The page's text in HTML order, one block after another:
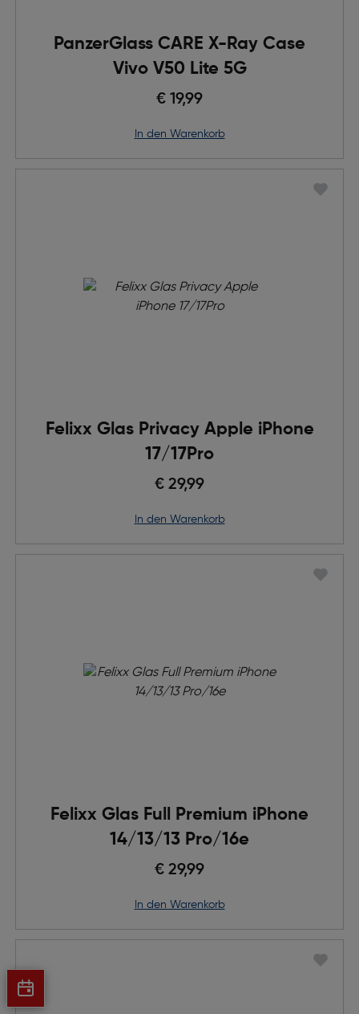
PanzerGlass CARE X-Ray Case
Vivo V50 Lite 5G
€ 19,99
in den Warenkorb
Felixx Glas Privacy Apple iPhone
17/17Pro
€ 29,99
in den Warenkorb
Felixx Glas Full Premium iPhone
14/13/13 Pro/16e
€ 29,99
in den Warenkorb